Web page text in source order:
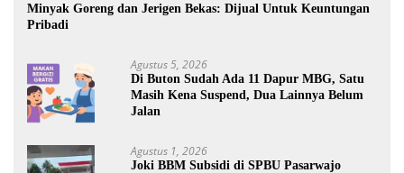
Minyak Goreng dan Jerigen Bekas: Dijual Untuk Keuntungan
Pribadi
Agustus 5, 2026
Di Buton Sudah Ada 11 Dapur MBG, Satu
Masih Kena Suspend, Dua Lainnya Belum
Jalan
Agustus 1, 2026
Joki BBM Subsidi di SPBU Pasarwajo